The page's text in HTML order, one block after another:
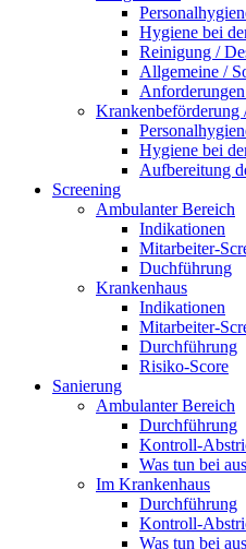
Hygiene bei
Reinigung /
Allgemeine /
Krankenbeförderung
Hygiene bei
Aufbereitung
Screening
Ambulanter Bereich
Indikationen
Mitarbeiter-
Duchführung
Krankenhaus
Indikationen
Mitarbeiter-
Durchführung
Risiko-Score
Sanierung
Ambulanter Bereich
Durchführung
Kontroll-
Was tun bei
Im Krankenhaus
Durchführung
Kontroll-
Was tun bei